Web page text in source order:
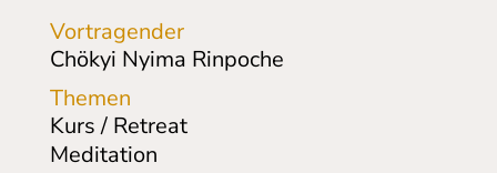
Vortragender
Chökyi Nyima Rinpoche
Themen
Kurs / Retreat
Meditation